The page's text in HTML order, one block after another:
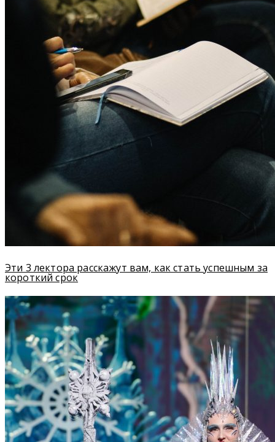
Эти 3 лектора расскажут вам, как стать успешным за
короткий срок